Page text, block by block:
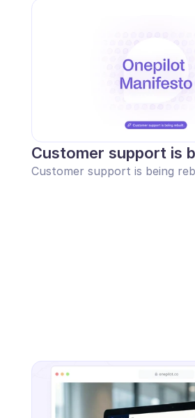
Customer support is
Customer support is being